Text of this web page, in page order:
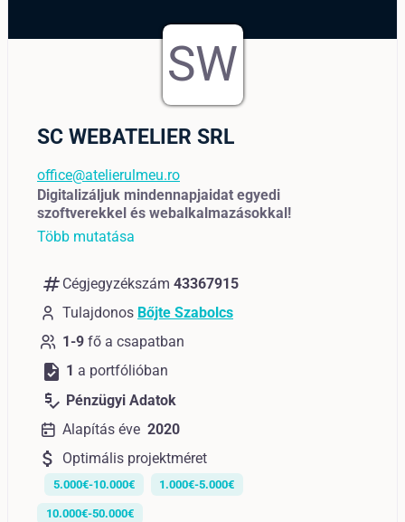
SW
SC WEBATELIER SRL
office@atelierulmeu.ro
Digitalizáljuk mindennapjaidat egyedi
szoftverekkel és webalkalmazásokkal!
Több mutatása
numbers Cégjegyzékszám 43367915
Tulajdonos Bőjte Szabolcs
1-9 fő a csapatban
task 1 a portfólióban
price_check Pénzügyi Adatok
Alapítás éve 2020
attach_money Optimális projektméret
5.000€-10.000€ 1.000€-5.000€
10.000€-50.000€